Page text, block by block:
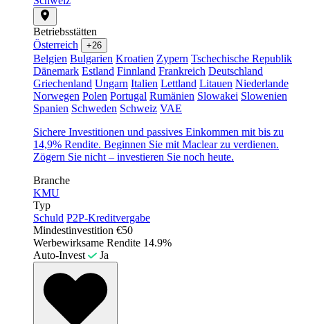
Betriebsstätten
Österreich
+26
Belgien Bulgarien Kroatien Zypern Tschechische Republik
Dänemark Estland Finnland Frankreich Deutschland
Griechenland Ungarn Italien Lettland Litauen Niederlande
Norwegen Polen Portugal Rumänien Slowakei Slowenien
Spanien Schweden Schweiz VAE
Sichere Investitionen und passives Einkommen mit bis zu
14,9% Rendite. Beginnen Sie mit Maclear zu verdienen.
Zögern Sie nicht – investieren Sie noch heute.
Branche
KMU
Typ
Schuld P2P-Kreditvergabe
Mindestinvestition €50
Werbewirksame Rendite 14.9%
Auto-Invest
Ja